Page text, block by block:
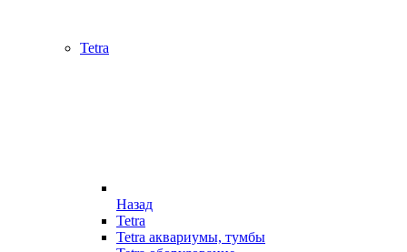
Tetra
Назад
Tetra
Tetra аквариумы, тумбы